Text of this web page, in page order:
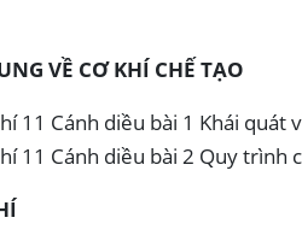
VỀ CƠ KHÍ CHẾ TẠO
11 Cánh diều bài 1 Khái quát
11 Cánh diều bài 2 Quy trình